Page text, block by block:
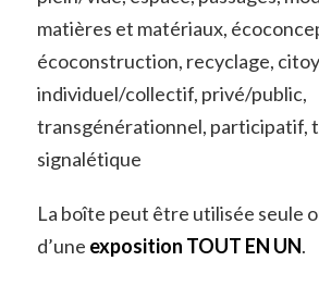
matières et matériaux,
écoconstruction, recyclage,
individuel/collectif, privé/public,
transgénérationnel, participatif,
signalétique
La boîte peut être utilisée seule
d’une exposition TOUT EN UN.